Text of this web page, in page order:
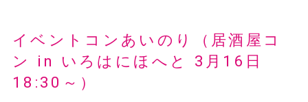
イベントコンあいのり（居酒屋コ
ン in いろはにほへと 3月16日
18:30～）